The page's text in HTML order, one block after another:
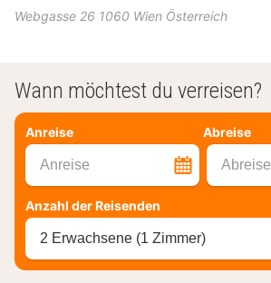
Webgasse 26 1060 Wien Österreich
Wann möchtest du verreisen?
Anreise Abreise
Anreise Abreise
Anzahl der Reisenden
2 Erwachsene (1 Zimmer)